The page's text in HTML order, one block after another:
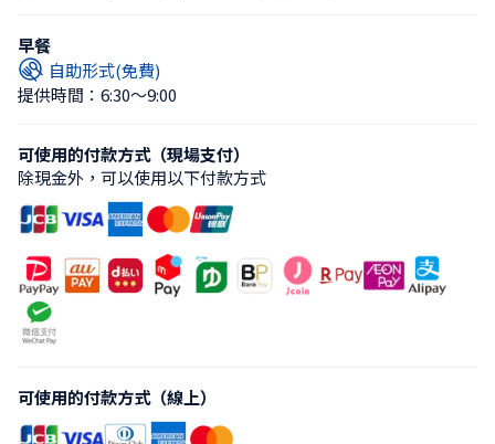
早餐
自助形式(免費)
提供時間：6:30〜9:00
可使用的付款方式（現場支付）
除現金外，可以使用以下付款方式
可使用的付款方式（線上）